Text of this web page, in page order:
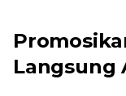
Langsung